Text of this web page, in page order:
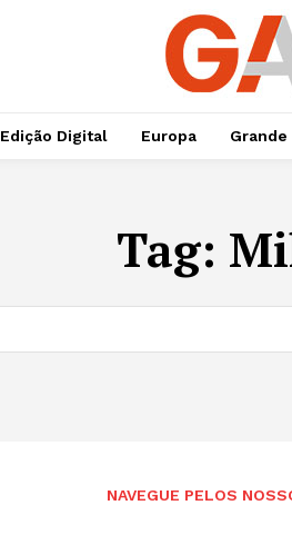
Edição Digital Europa
Tag:
NAVEGUE PELOS